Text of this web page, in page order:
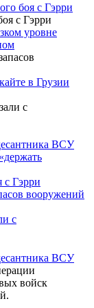
боя с Гэрри
уровне
в Грузии
ВСУ
с Гэрри
вооружений
с
ВСУ
войск